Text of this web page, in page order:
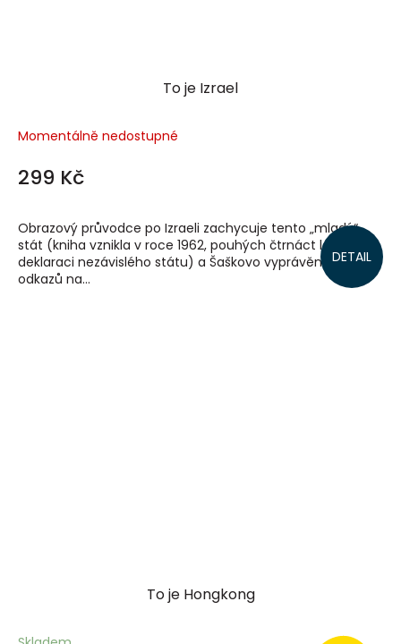
To je Izrael
Momentálně nedostupné
299 Kč
DETAIL
Obrazový průvodce po Izraeli zachycuje tento „mladý“
stát (kniha vznikla v roce 1962, pouhých čtrnáct let po
deklaraci nezávislého státu) a Šaškovo vyprávění je plné
odkazů na...
To je Hongkong